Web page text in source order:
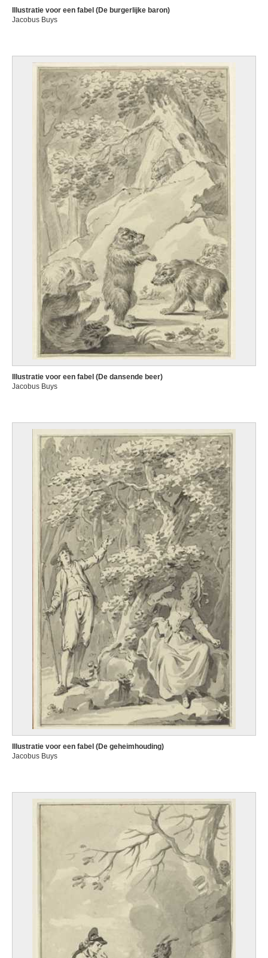
Illustratie voor een fabel (De burgerlijke baron)
Jacobus Buys
Illustratie voor een fabel (De dansende beer)
Jacobus Buys
Illustratie voor een fabel (De geheimhouding)
Jacobus Buys